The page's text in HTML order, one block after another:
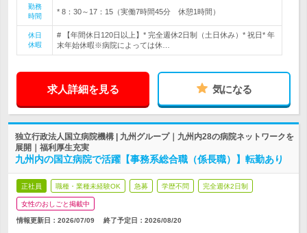
勤務
時間
* 8：30～17：15（実働7時間45分 休憩1時間）
休日
休暇
# 【年間休日120日以上】* 完全週休2日制（土日休み）* 祝日* 年
末年始休暇※病院によっては休…
求人詳細を見る 気になる
独立行政法人国立病院機構 | 九州グループ｜九州内28の病院ネットワークを
展開｜福利厚生充実
九州内の国立病院で活躍【事務系総合職（係長職）】転勤あり
正社員 職種・業種未経験OK 急募 学歴不問 完全週休2日制
女性のおしごと掲載中
情報更新日：2026/07/09 終了予定日： 2026/08/20